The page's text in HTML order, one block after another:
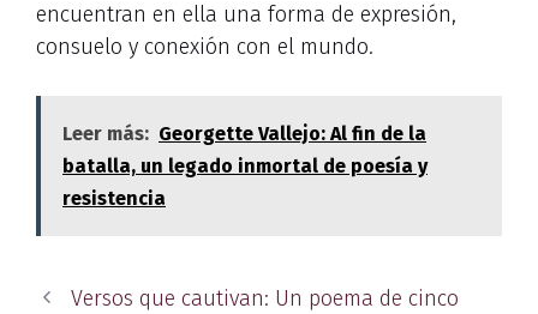
encuentran en ella una forma de expresión,
consuelo y conexión con el mundo.
Leer más: Georgette Vallejo: Al fin de la
batalla, un legado inmortal de poesía y
resistencia
Versos que cautivan: Un poema de cinco